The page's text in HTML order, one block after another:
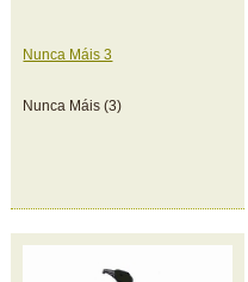
Nunca Máis 3
Nunca Máis (3)